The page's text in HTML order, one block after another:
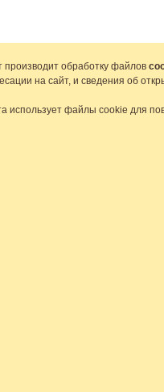
обработку файлов
на сайт, и сведения об
использует файлы cookie для